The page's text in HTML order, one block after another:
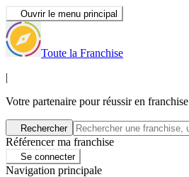
Ouvrir le menu principal
Toute la Franchise
|
Votre partenaire pour réussir en franchise
Rechercher
Référencer ma franchise
Se connecter
Navigation principale